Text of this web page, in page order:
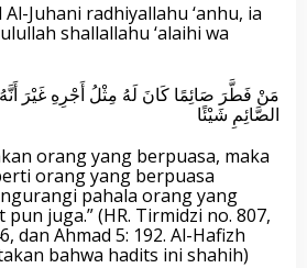
Juhani radhiyallahu ‘anhu, ia
shallallahu ‘alaihi wa
مَنْ فَطَّرَ صَائِمًا كَانَ لَهُ مِثْلُ أَجْرِهِ غَيْرَ
الصَّائِمِ شَيْئًا
orang yang berpuasa, maka
orang yang berpuasa
pahala orang yang
juga.” (HR. Tirmidzi no. 807,
dan Ahmad 5: 192. Al-Hafizh
bahwa hadits ini shahih)